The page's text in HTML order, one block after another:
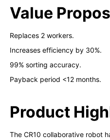
Value
Replaces 2 workers.
Increases efficiency by 30%.
99% sorting accuracy.
Payback period <12 months.
Product
The CR10 collaborative robot